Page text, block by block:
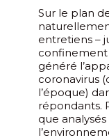
Sur le plan
entretiens –
confinement
généré
coronavirus
l’époque)
répondants.
que